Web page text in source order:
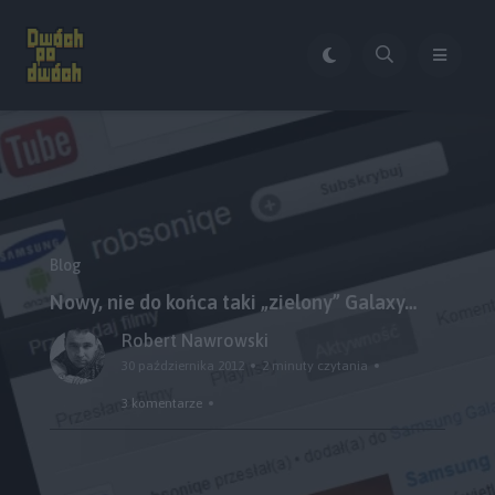
Blog
Nowy, nie do końca taki „zielony” Galaxy…
Robert Nawrowski
30 października 2012 2 minuty czytania
3 komentarze